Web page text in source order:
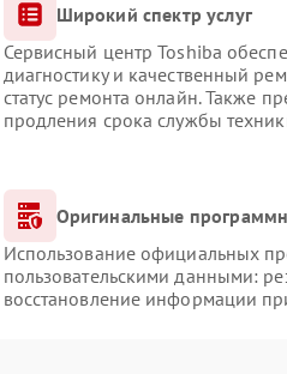
Широкий спектр услуг
Сервисный центр Toshiba
диагностику и качественный
статус ремонта онлайн. Также
продления срока службы
Оригинальные
Использование официальных
пользовательскими данными:
восстановление информации